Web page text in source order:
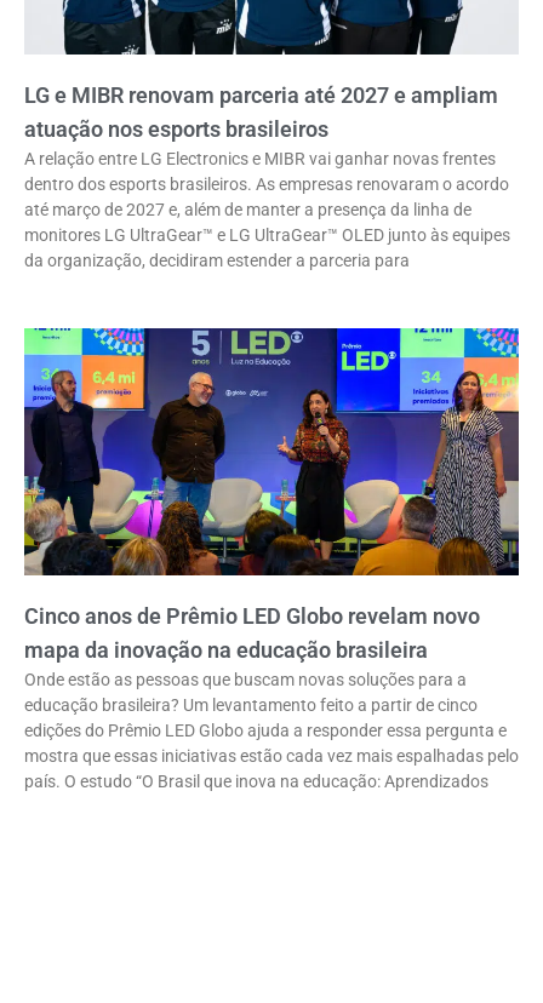
LG e MIBR renovam parceria até 2027 e ampliam
atuação nos esports brasileiros
A relação entre LG Electronics e MIBR vai ganhar novas frentes
dentro dos esports brasileiros. As empresas renovaram o acordo
até março de 2027 e, além de manter a presença da linha de
monitores LG UltraGear™ e LG UltraGear™ OLED junto às equipes
da organização, decidiram estender a parceria para
Cinco anos de Prêmio LED Globo revelam novo
mapa da inovação na educação brasileira
Onde estão as pessoas que buscam novas soluções para a
educação brasileira? Um levantamento feito a partir de cinco
edições do Prêmio LED Globo ajuda a responder essa pergunta e
mostra que essas iniciativas estão cada vez mais espalhadas pelo
país. O estudo “O Brasil que inova na educação: Aprendizados